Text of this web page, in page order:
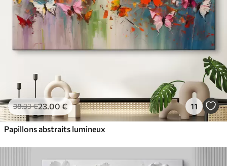
38.33€23.00 € 11
Papillons abstraits lumineux